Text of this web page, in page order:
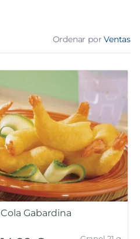
Ordenar por Ventas
Cola Gabardina